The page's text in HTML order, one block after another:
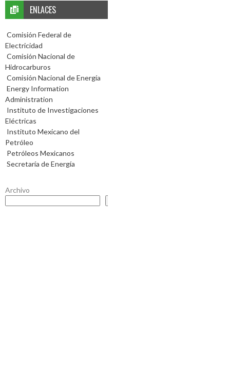
ENLACES
Comisión Federal de
Electricidad
Comisión Nacional de
Hidrocarburos
Comisión Nacional de Energía
Energy Information
Administration
Instituto de Investigaciones
Eléctricas
Instituto Mexicano del
Petróleo
Petróleos Mexicanos
Secretaría de Energía
Archivo